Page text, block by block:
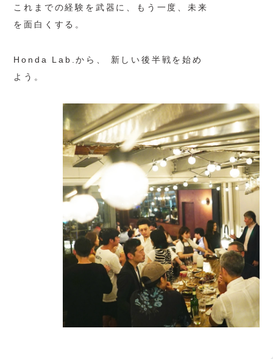
これまでの経験を武器に、
もう一度、未来
を面白くする。
Honda Lab.から、 新しい後半戦を始め
よう。